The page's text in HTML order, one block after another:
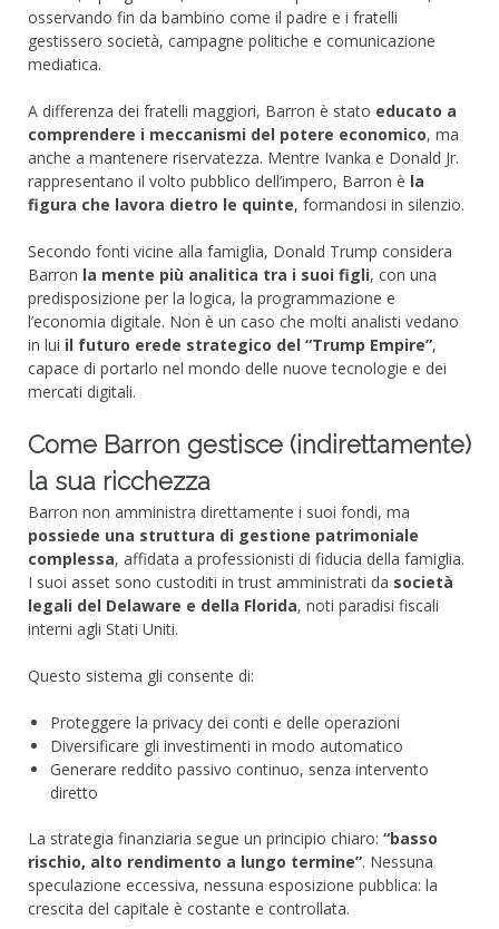
osservando fin da bambino come il padre e i fratelli
gestissero società, campagne politiche e comunicazione
mediatica.
A differenza dei fratelli maggiori, Barron è stato educato a
comprendere i meccanismi del potere economico, ma
anche a mantenere riservatezza. Mentre Ivanka e Donald Jr.
rappresentano il volto pubblico dell’impero, Barron è la
figura che lavora dietro le quinte, formandosi in silenzio.
Secondo fonti vicine alla famiglia, Donald Trump considera
Barron la mente più analitica tra i suoi figli, con una
predisposizione per la logica, la programmazione e
l’economia digitale. Non è un caso che molti analisti vedano
in lui il futuro erede strategico del “Trump Empire”,
capace di portarlo nel mondo delle nuove tecnologie e dei
mercati digitali.
Come Barron gestisce (indirettamente)
la sua ricchezza
Barron non amministra direttamente i suoi fondi, ma
possiede una struttura di gestione patrimoniale
complessa, affidata a professionisti di fiducia della famiglia.
I suoi asset sono custoditi in trust amministrati da società
legali del Delaware e della Florida, noti paradisi fiscali
interni agli Stati Uniti.
Questo sistema gli consente di:
Proteggere la privacy dei conti e delle operazioni
Diversificare gli investimenti in modo automatico
Generare reddito passivo continuo, senza intervento
diretto
La strategia finanziaria segue un principio chiaro: “basso
rischio, alto rendimento a lungo termine”. Nessuna
speculazione eccessiva, nessuna esposizione pubblica: la
crescita del capitale è costante e controllata.